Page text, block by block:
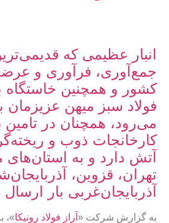
انبار عظیمی که
جمع‌آوری، فرآوری و
کشور و همچنین خاستگاه
فولاد سبز میهن عزیزمان
می‌رود، همچنان در
کارخانجات ذوب و
آتش دارد و به
تهران، قزوین،
آذربایجان‌غربی بار
به گزارش شرکت « آراز فولاد رونیکا»،